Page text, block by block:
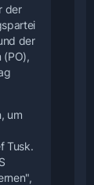
der
der
(PO),
um
Tusk.